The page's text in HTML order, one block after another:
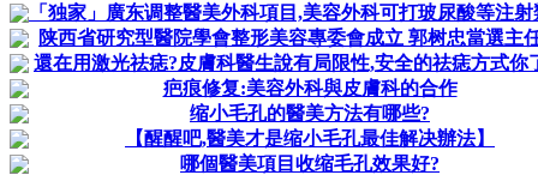
「独家」廣东调整醫美外科項目,美容外科可打玻尿酸等注
陕西省研究型醫院學會整形美容專委會成立 郭树忠當選主
還在用激光祛痣?皮膚科醫生說有局限性,安全的祛痣方式你
疤痕修复:美容外科與皮膚科的合作
缩小毛孔的醫美方法有哪些?
【醒醒吧,醫美才是缩小毛孔最佳解决辦法】
哪個醫美項目收缩毛孔效果好?